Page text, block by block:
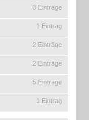
3 Einträge
1 Eintrag
2 Einträge
2 Einträge
5 Einträge
1 Eintrag